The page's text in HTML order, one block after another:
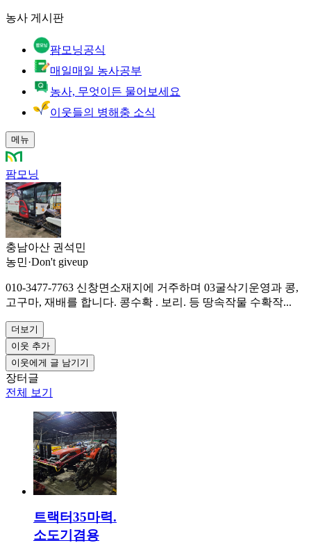
농사 게시판
팜모닝공식
매일매일 농사공부
농사, 무엇이든 물어보세요
이웃들의 병해충 소식
메뉴
팜모닝
충남아산 권석민
농민·Don't giveup
010-3477-7763 신창면소재지에 거주하며 03굴삭기운영과 콩,
고구마, 재배를 합니다. 콩수확 . 보리. 등 땅속작물 수확작...
더보기
이웃 추가
이웃에게 글 남기기
장터글
전체 보기
트랙터35마력.
소도기겸용